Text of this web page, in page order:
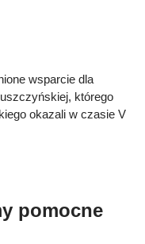
wsparcie dla
którego
okazali w czasie V
pomocne